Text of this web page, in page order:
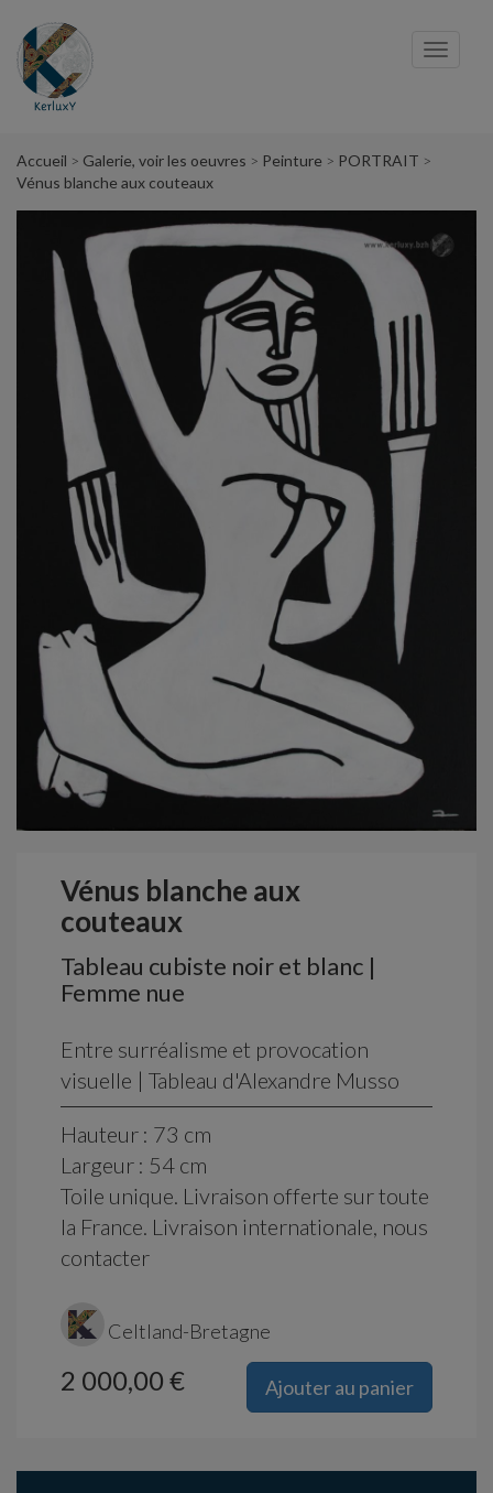
Accueil Galerie, voir les oeuvres Peinture
PORTRAIT
Vénus blanche aux couteaux
Vénus blanche aux
couteaux
Tableau cubiste noir et blanc |
Femme nue
Entre surréalisme et provocation
visuelle | Tableau d'Alexandre Musso
Hauteur : 73 cm
Largeur : 54 cm
Toile unique. Livraison offerte sur toute
la France. Livraison internationale, nous
contacter
Celtland-Bretagne
Ajouter au panier
2 000,00 €